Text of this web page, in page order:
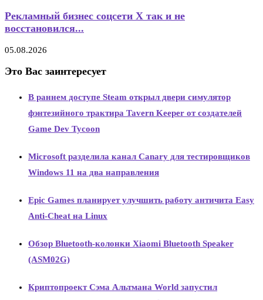
Рекламный бизнес соцсети X так и не
восстановился...
05.08.2026
Это Вас заинтересует
В раннем доступе Steam открыл двери симулятор
фэнтезийного трактира Tavern Keeper от создателей
Game Dev Tycoon
Microsoft разделила канал Canary для тестировщиков
Windows 11 на два направления
Epic Games планирует улучшить работу античита Easy
Anti-Cheat на Linux
Обзор Bluetooth-колонки Xiaomi Bluetooth Speaker
(ASM02G)
Криптопроект Сэма Альтмана World запустил